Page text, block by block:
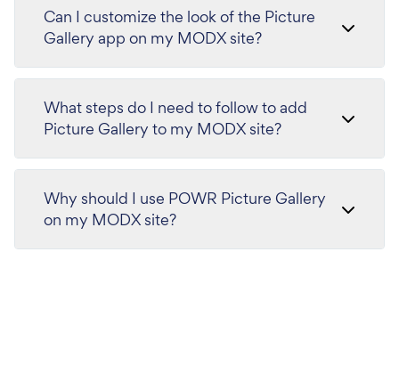
Can I customize the look of the Picture
Gallery app on my MODX site?
What steps do I need to follow to add
Picture Gallery to my MODX site?
Why should I use POWR Picture Gallery
on my MODX site?